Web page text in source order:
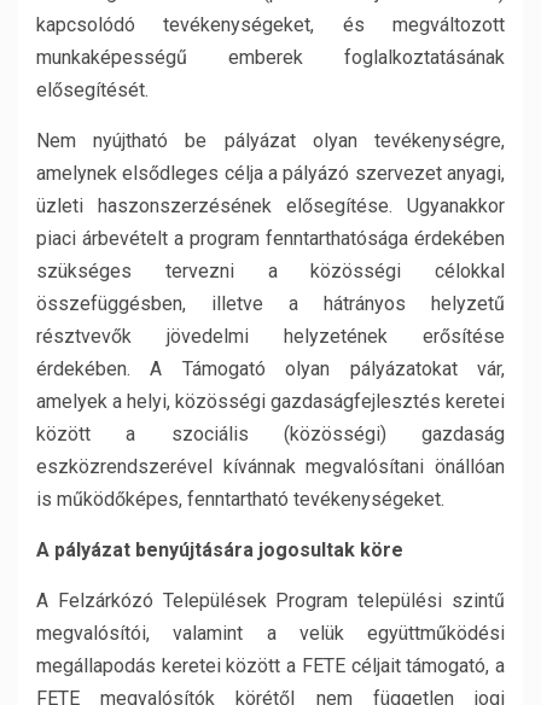
kapcsolódó tevékenységeket, és megváltozott
munkaképességű emberek foglalkoztatásának
elősegítését.
Nem nyújtható be pályázat olyan tevékenységre,
amelynek elsődleges célja a pályázó szervezet anyagi,
üzleti haszonszerzésének elősegítése. Ugyanakkor
piaci árbevételt a program fenntarthatósága érdekében
szükséges tervezni a közösségi célokkal
összefüggésben, illetve a hátrányos helyzetű
résztvevők jövedelmi helyzetének erősítése
érdekében. A Támogató olyan pályázatokat vár,
amelyek a helyi, közösségi gazdaságfejlesztés keretei
között a szociális (közösségi) gazdaság
eszközrendszerével kívánnak megvalósítani önállóan
is működőképes, fenntartható tevékenységeket.
A pályázat benyújtására jogosultak köre
A Felzárkózó Települések Program települési szintű
megvalósítói, valamint a velük együttműködési
megállapodás keretei között a FETE céljait támogató, a
FETE megvalósítók körétől nem független jogi